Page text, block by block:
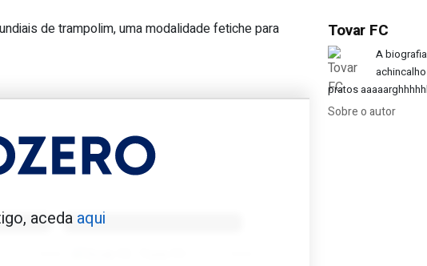
se campeão mundial de duplo mini-
de trampolim, uma modalidade fetiche para
aceda aqui
Tovar FC
A
pratos
Sobre o autor